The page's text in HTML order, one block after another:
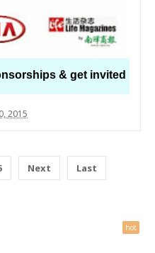
& get invited
2015
Next Last